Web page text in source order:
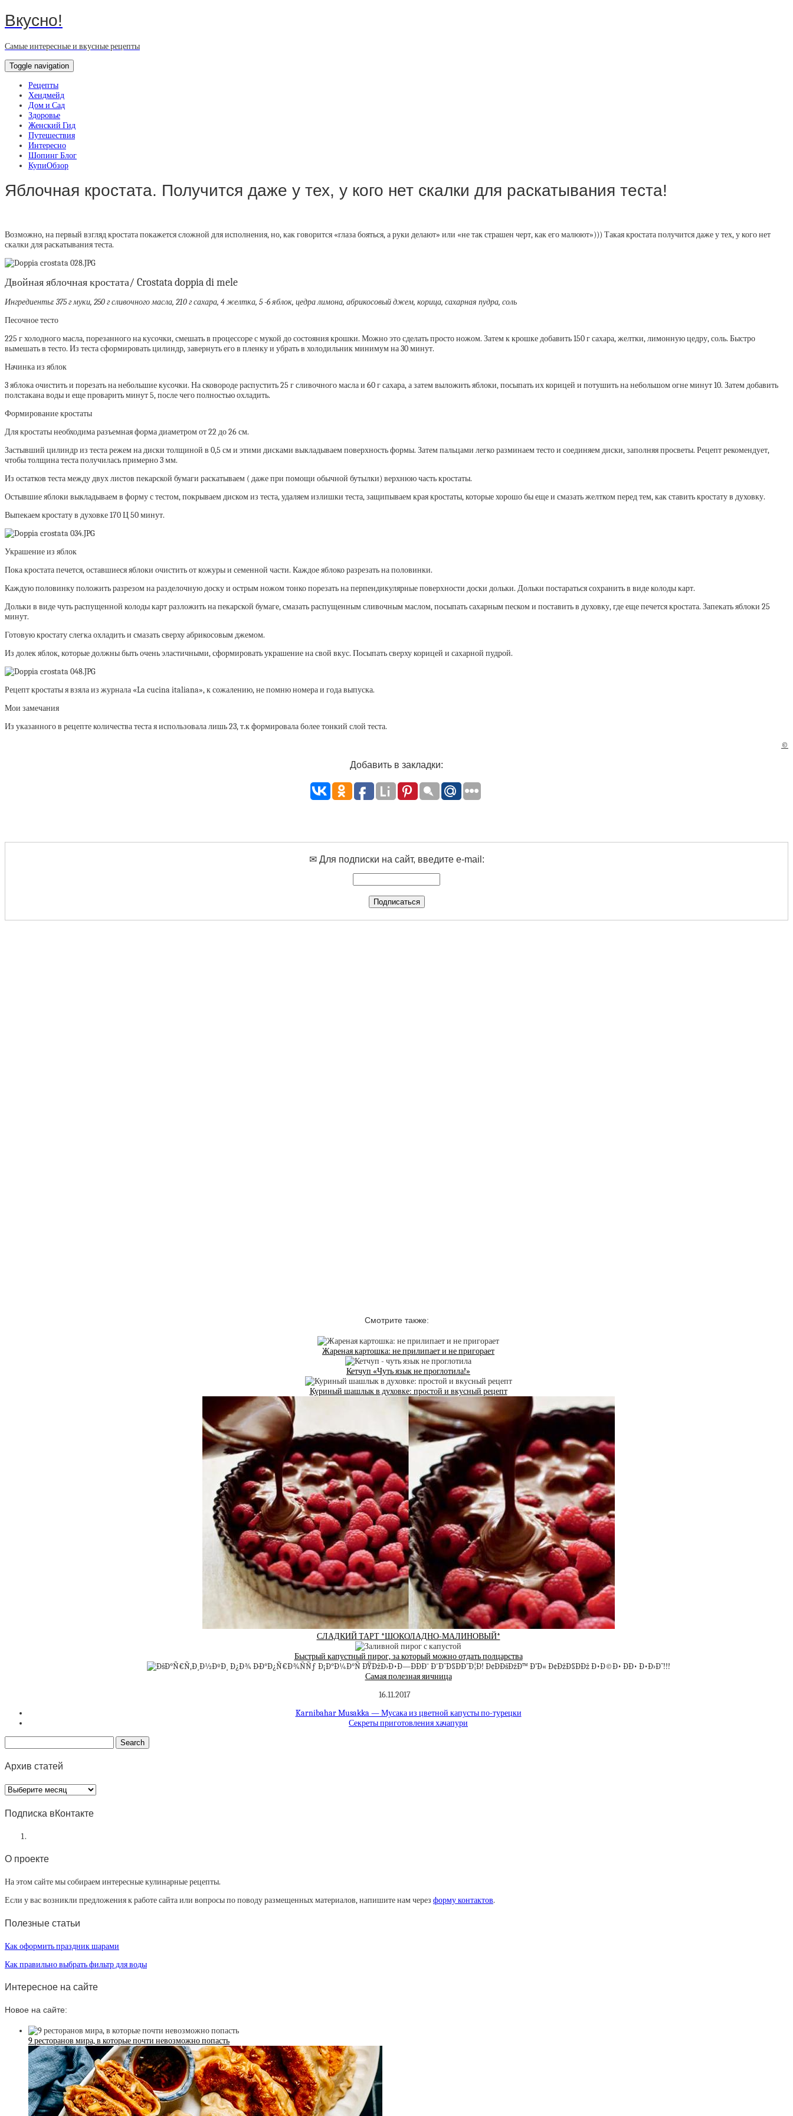
Вкусно!
Самые интересные и вкусные рецепты
Toggle navigation
Рецепты
Хендмейд
Дом и Сад
Здоровье
Женский Гид
Путешествия
Интересно
Шопинг Блог
КупиОбзор
Яблочная кростата. Получится даже у тех, у кого нет скалки для раскатывания теста!
Возможно, на первый взгляд кростата покажется сложной для исполнения, но, как говорится «глаза бояться, а руки делают» или «не так страшен черт, как его малюют»))) Такая кростата получится даже у тех, у кого нет
скалки для раскатывания теста.
Двойная яблочная кростата/ Crostata doppia di mele
Ингредиенты: 375 г муки, 250 г сливочного масла, 210 г сахара, 4 желтка, 5 -6 яблок, цедра лимона, абрикосовый джем, корица, сахарная пудра, соль
Песочное тесто
225 г холодного масла, порезанного на кусочки, смешать в процессоре с мукой до состояния крошки. Можно это сделать просто ножом. Затем к крошке добавить 150 г сахара, желтки, лимонную цедру, соль. Быстро
вымешать в тесто. Из теста сформировать цилиндр, завернуть его в пленку и убрать в холодильник минимум на 30 минут.
Начинка из яблок
3 яблока очистить и порезать на небольшие кусочки. На сковороде распустить 25 г сливочного масла и 60 г сахара, а затем выложить яблоки, посыпать их корицей и потушить на небольшом огне минут 10. Затем добавить
полстакана воды и еще проварить минут 5, после чего полностью охладить.
Формирование кростаты
Для кростаты необходима разъемная форма диаметром от 22 до 26 см.
Застывший цилиндр из теста режем на диски толщиной в 0,5 см и этими дисками выкладываем поверхность формы. Затем пальцами легко разминаем тесто и соединяем диски, заполняя просветы. Рецепт рекомендует,
чтобы толщина теста получилась примерно 3 мм.
Из остатков теста между двух листов пекарской бумаги раскатываем ( даже при помощи обычной бутылки) верхнюю часть кростаты.
Остывшие яблоки выкладываем в форму с тестом, покрываем диском из теста, удаляем излишки теста, защипываем края кростаты, которые хорошо бы еще и смазать желтком перед тем, как ставить кростату в духовку.
Выпекаем кростату в духовке 170 Ц 50 минут.
Украшение из яблок
Пока кростата печется, оставшиеся яблоки очистить от кожуры и семенной части. Каждое яблоко разрезать на половинки.
Каждую половинку положить разрезом на разделочную доску и острым ножом тонко порезать на перпендикулярные поверхности доски дольки. Дольки постараться сохранить в виде колоды карт.
Дольки в виде чуть распущенной колоды карт разложить на пекарской бумаге, смазать распущенным сливочным маслом, посыпать сахарным песком и поставить в духовку, где еще печется кростата. Запекать яблоки 25
минут.
Готовую кростату слегка охладить и смазать сверху абрикосовым джемом.
Из долек яблок, которые должны быть очень эластичными, сформировать украшение на свой вкус. Посыпать сверху корицей и сахарной пудрой.
Рецепт кростаты я взяла из журнала «La cucina italiana», к сожалению, не помню номера и года выпуска.
Мои замечания
Из указанного в рецепте количества теста я использовала лишь 23, т.к формировала более тонкий слой теста.
©
Добавить в закладки:
✉ Для подписки на сайт, введите e-mail:
Смотрите также:
Жареная картошка: не прилипает и не пригорает
Кетчуп «Чуть язык не проглотила!»
Куриный шашлык в духовке: простой и вкусный рецепт
СЛАДКИЙ ТАРТ *ШОКОЛАДНО-МАЛИНОВЫЙ*
Быстрый капустный пирог, за который можно отдать полцарства
Самая полезная яичница
16.11.2017
Karnibahar Musakka — Мусака из цветной капусты по-турецки
Секреты приготовления хачапури
Архив статей
Архив
статей
Подписка вКонтакте
О проекте
На этом сайте мы собираем интересные кулинарные рецепты.
Если у вас возникли предложения к работе сайта или вопросы по поводу размещенных материалов, напишите нам через форму контактов.
Полезные статьи
Как оформить праздник шарами
Как правильно выбрать фильтр для воды
Интересное на сайте
Новое на сайте:
9 ресторанов мира, в которые почти невозможно попасть